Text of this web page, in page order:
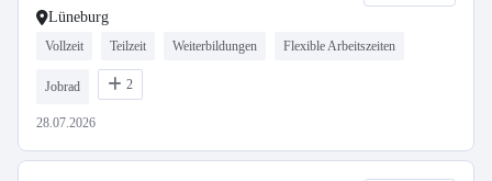
Lüneburg
Vollzeit Teilzeit Weiterbildungen Flexible Arbeitszeiten
Jobrad 2
28.07.2026